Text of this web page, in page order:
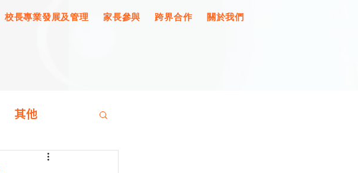
校長專業發展及管理 家長參與 跨界合作 關於我們
其他